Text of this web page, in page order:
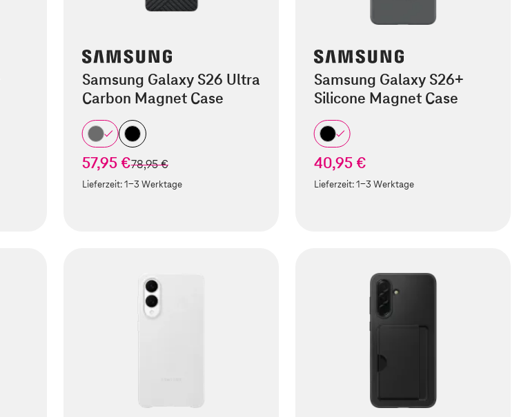
Samsung Galaxy S26 Ultra
Carbon Magnet Case
57,95 €statt
78,95 €
Lieferzeit:1-3 Werktage
Samsung Galaxy S26+
Silicone Magnet Case
40,95 €
Lieferzeit:1-3 Werktage